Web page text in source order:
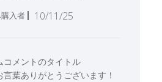
入者
公
10/11/25
コメントのタイトル
言葉ありがとうございます！